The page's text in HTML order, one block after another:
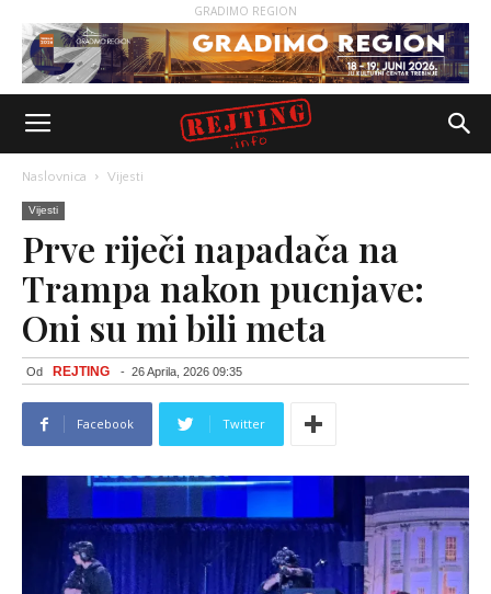
GRADIMO REGION
Naslovnica Vijesti
Vijesti
Prve riječi napadača na
Trampa nakon pucnjave:
Oni su mi bili meta
Od REJTING - 26 Aprila, 2026 09:35
Facebook Twitter